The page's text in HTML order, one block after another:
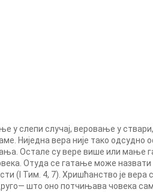
у слепи случај, веровање у
Ниједна вера није тако
Остале су вере више или мање
Отуда се гатање може назвати
(I Тим. 4, 7). Хришћанство је
што оно потчињава човека